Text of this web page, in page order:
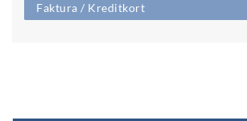
Faktura / Kreditkort